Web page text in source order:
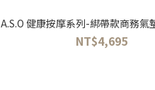
A.S.O 健康按摩系列-綁帶款商務氣
NT$4,695